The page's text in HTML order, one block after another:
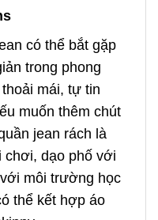
có thể bắt gặp
trong phong
mái, tự tin
muốn thêm chút
jean rách là
chơi, dạo phố với
môi trường học
thể kết hợp áo